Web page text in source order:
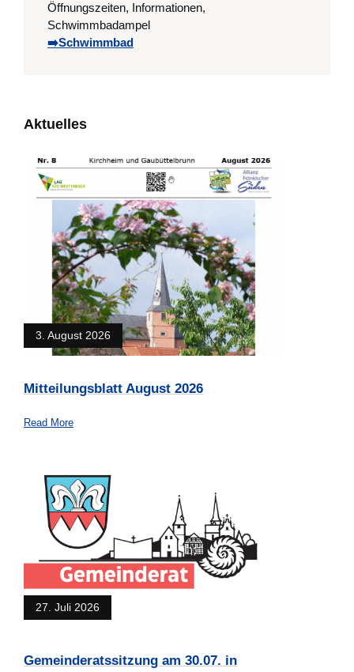
Öffnungszeiten, Informationen,
Schwimmbadampel
➡️Schwimmbad
Aktuelles
3. August 2026
Mitteilungsblatt August 2026
Read More
27. Juli 2026
Gemeinderatssitzung am 30.07. in